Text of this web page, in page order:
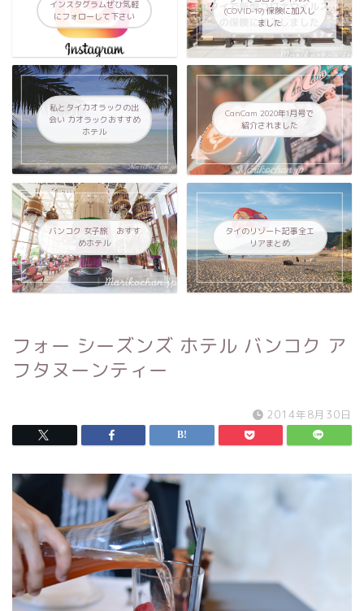
インスタグラムぜひ気軽
にフォローして下さい
(COVID-19) 保険に加入し
ました
私とタイカオラックの出
会い カオラックおすすめ
ホテル
CanCam 2020年1月号で
紹介されました
バンコク 女子旅 おすす
めホテル
タイのリゾート記事全エ
リアまとめ
フォー シーズンズ ホテル バンコク ア
フタヌーンティー
2014年8月30日